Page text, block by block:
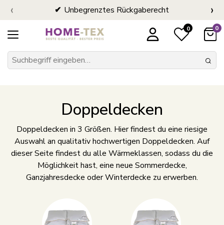
Unbegrenztes Rückgaberecht
‹ ›
0 0
Doppeldecken
Doppeldecken in 3 Größen. Hier findest du eine riesige
Auswahl an qualitativ hochwertigen Doppeldecken. Auf
dieser Seite findest du alle Wärmeklassen, sodass du die
Möglichkeit hast, eine neue Sommerdecke,
Ganzjahresdecke oder Winterdecke zu erwerben.